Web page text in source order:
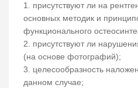
1. присутствуют ли на
основных методик и
функционального
2. присутствуют ли
(на основе фотографий);
3. целесообразность
данном случае;